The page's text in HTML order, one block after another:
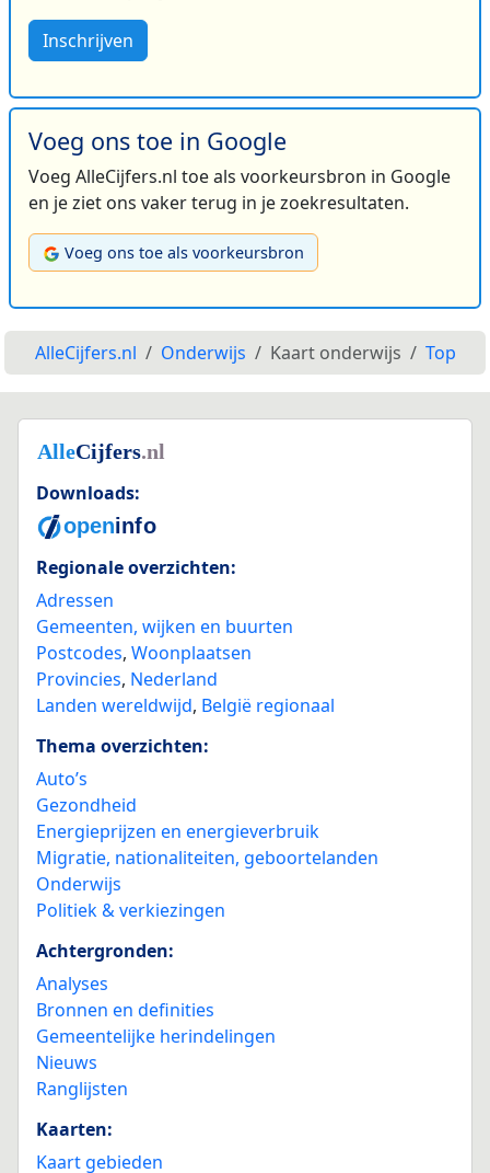
Inschrijven
Voeg ons toe in Google
Voeg AlleCijfers.nl toe als voorkeursbron in Google
en je ziet ons vaker terug in je zoekresultaten.
Voeg ons toe als voorkeursbron
AlleCijfers.nl Onderwijs Kaart onderwijs Top
Downloads:
Regionale overzichten:
Adressen
Gemeenten, wijken en buurten
Postcodes, Woonplaatsen
Provincies, Nederland
Landen wereldwijd, België regionaal
Thema overzichten:
Auto’s
Gezondheid
Energieprijzen en energieverbruik
Migratie, nationaliteiten, geboortelanden
Onderwijs
Politiek & verkiezingen
Achtergronden:
Analyses
Bronnen en definities
Gemeentelijke herindelingen
Nieuws
Ranglijsten
Kaarten:
Kaart gebieden